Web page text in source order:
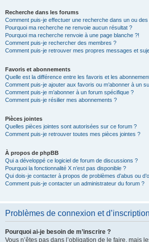
Recherche dans les forums
Comment puis-je effectuer une recherche dans un ou
Pourquoi ma recherche ne renvoie aucun résultat ?
Pourquoi ma recherche renvoie à une page blanche ?!
Comment puis-je rechercher des membres ?
Comment puis-je retrouver mes propres messages et
Favoris et abonnements
Quelle est la différence entre les favoris et les
Comment puis-je ajouter aux favoris ou m’abonner à un
Comment puis-je m’abonner à un forum spécifique ?
Comment puis-je résilier mes abonnements ?
Pièces jointes
Quelles pièces jointes sont autorisées sur ce forum ?
Comment puis-je retrouver toutes mes pièces jointes ?
À propos de phpBB
Qui a développé ce logiciel de forum de discussions ?
Pourquoi la fonctionnalité X n’est pas disponible ?
Qui dois-je contacter à propos de problèmes d’abus ou
Comment puis-je contacter un administrateur du forum ?
Problèmes de connexion et d’inscription
Pourquoi ai-je besoin de m’inscrire ?
Vous n’êtes pas dans l’obligation de le faire, mais